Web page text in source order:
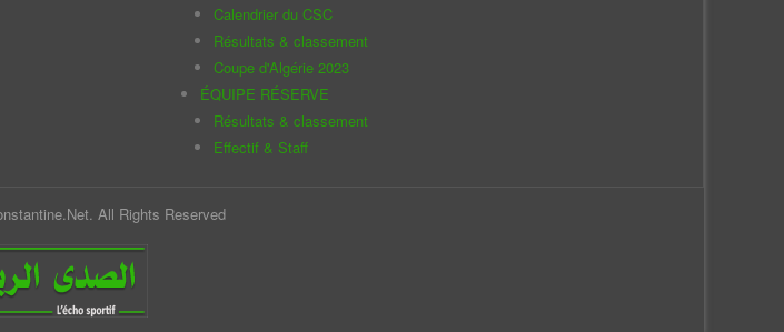
Calendrier du CSC
Résultats & classement
Coupe d'Algérie 2023
ÉQUIPE RÉSERVE
Résultats & classement
Effectif & Staff
All Rights Reserved